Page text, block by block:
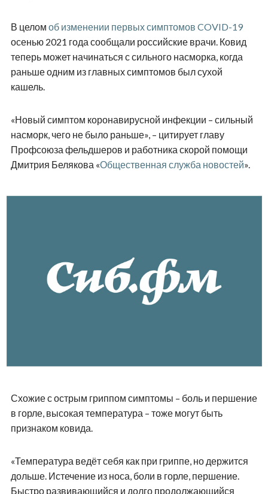
В целом об изменении первых симптомов COVID-19
осенью 2021 года сообщали российские врачи. Ковид
теперь может начинаться с сильного насморка, когда
раньше одним из главных симптомов был сухой
кашель.
«Новый симптом коронавирусной инфекции – сильный
насморк, чего не было раньше», – цитирует главу
Профсоюза фельдшеров и работника скорой помощи
Дмитрия Белякова «Общественная служба новостей».
Схожие с острым гриппом симптомы – боль и першение
в горле, высокая температура – тоже могут быть
признаком ковида.
«Температура ведёт себя как при гриппе, но держится
дольше. Истечение из носа, боли в горле, першение.
Быстро развивающийся и долго продолжающийся